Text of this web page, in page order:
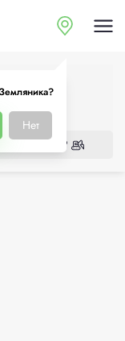
Нет
в СТ
демонтаж?